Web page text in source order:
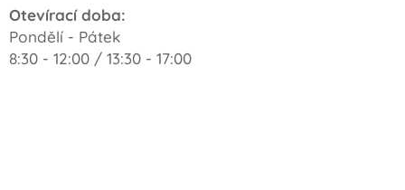
Otevírací doba:
Pondělí - Pátek
8:30 - 12:00 / 13:30 - 17:00